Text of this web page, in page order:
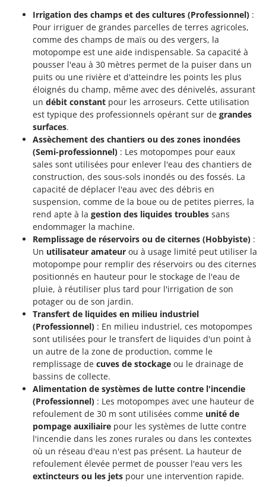
Tenco
Tineco
Titania
Tornado
Tre Spade
Trev - Abrek - TecnoVIR
Trotec
Troy-Bilt
Udor
Unger
Verdemax
Vesco
Volpi
Waldner
Weber
WIDU
Wiper EcoRobot
Wolf Garten
Wortex
Worx
Yard Force
Zanon
Irrigation des champs et des cultures (Professionnel) :
Pour irriguer de grandes parcelles de terres agricoles,
comme des champs de maïs ou des vergers, la
motopompe est une aide indispensable. Sa capacité à
pousser l'eau à 30 mètres permet de la puiser dans un
puits ou une rivière et d'atteindre les points les plus
éloignés du champ, même avec des dénivelés, assurant
un débit constant pour les arroseurs. Cette utilisation
est typique des professionnels opérant sur de grandes
surfaces.
Assèchement des chantiers ou des zones inondées
(Semi-professionnel) : Les motopompes pour eaux
sales sont utilisées pour enlever l'eau des chantiers de
construction, des sous-sols inondés ou des fossés. La
capacité de déplacer l'eau avec des débris en
suspension, comme de la boue ou de petites pierres, la
rend apte à la gestion des liquides troubles sans
endommager la machine.
Remplissage de réservoirs ou de citernes (Hobbyiste) :
Un utilisateur amateur ou à usage limité peut utiliser la
motopompe pour remplir des réservoirs ou des citernes
positionnés en hauteur pour le stockage de l'eau de
pluie, à réutiliser plus tard pour l'irrigation de son
potager ou de son jardin.
Transfert de liquides en milieu industriel
(Professionnel) : En milieu industriel, ces motopompes
sont utilisées pour le transfert de liquides d'un point à
un autre de la zone de production, comme le
remplissage de cuves de stockage ou le drainage de
bassins de collecte.
Alimentation de systèmes de lutte contre l'incendie
(Professionnel) : Les motopompes avec une hauteur de
refoulement de 30 m sont utilisées comme unité de
pompage auxiliaire pour les systèmes de lutte contre
l'incendie dans les zones rurales ou dans les contextes
où un réseau d'eau n'est pas présent. La hauteur de
refoulement élevée permet de pousser l'eau vers les
extincteurs ou les jets pour une intervention rapide.